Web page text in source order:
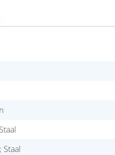
Staal